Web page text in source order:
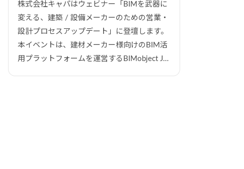
株式会社キャパはウェビナー「BIMを武器に
変える、建築 / 設備メーカーのための営業・
設計プロセスアップデート」に登壇します。
本イベントは、建材メーカー様向けのBIM活
用プラットフォームを運営するBIMobject J…